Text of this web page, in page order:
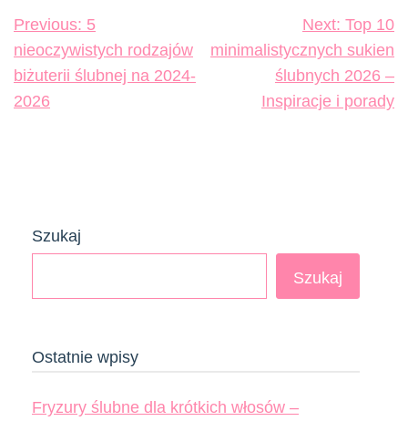
Nawigacja
wpisu
Previous: 5
nieoczywistych rodzajów
biżuterii ślubnej na 2024-
2026
Next: Top 10
minimalistycznych sukien
ślubnych 2026 –
Inspiracje i porady
Szukaj
Szukaj
Ostatnie wpisy
Fryzury ślubne dla krótkich włosów –